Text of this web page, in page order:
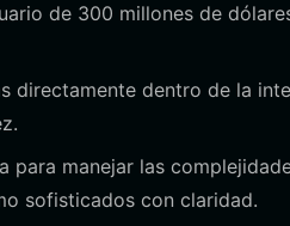
de 300 millones de
directamente dentro de la
para manejar las
sofisticados con claridad.